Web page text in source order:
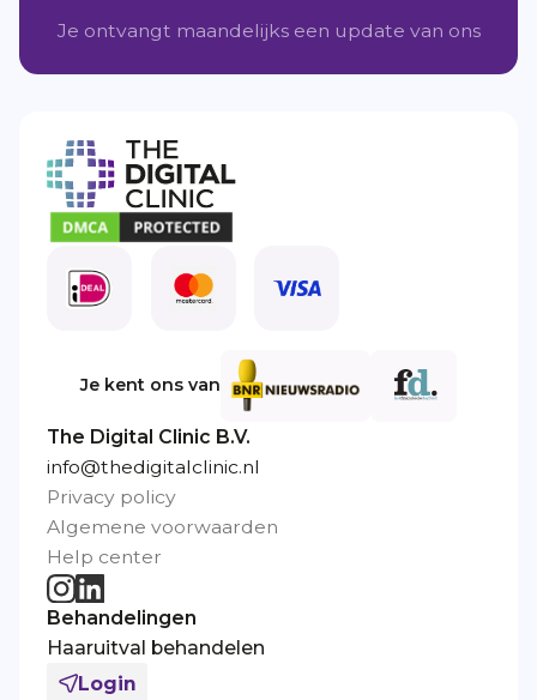
Je ontvangt maandelijks een update van ons
Je kent ons van
The Digital Clinic B.V.
info@thedigitalclinic.nl
Privacy policy
Algemene voorwaarden
Help center
Behandelingen
Haaruitval behandelen
Login